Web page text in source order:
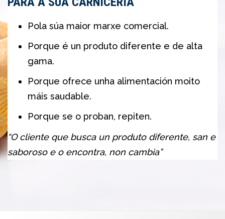
Pola súa maior marxe comercial.
Porque é un produto diferente e de alta
gama.
Porque ofrece unha alimentación moito
máis saudable.
Porque se o proban, repiten.
“O cliente que busca un produto diferente, san e
saboroso e o encontra, non cambia”